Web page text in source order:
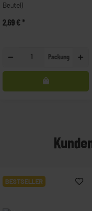
Beutel)
2,69 €*
Packung
BESTSELLER